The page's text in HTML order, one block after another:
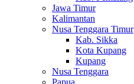
Jawa Timur
Kalimantan
Nusa Tenggara Timur
Kab. Sikka
Kota Kupang
Kupang
Nusa Tenggara
Papua